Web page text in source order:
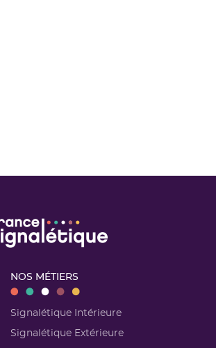
NOS MÉTIERS
Signalétique Intérieure
Signalétique Extérieure